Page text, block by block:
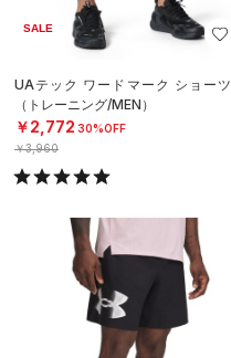
SALE
UAテック ワードマーク ショーツ
（トレーニング/MEN）
￥2,772 30%OFF
￥3,960